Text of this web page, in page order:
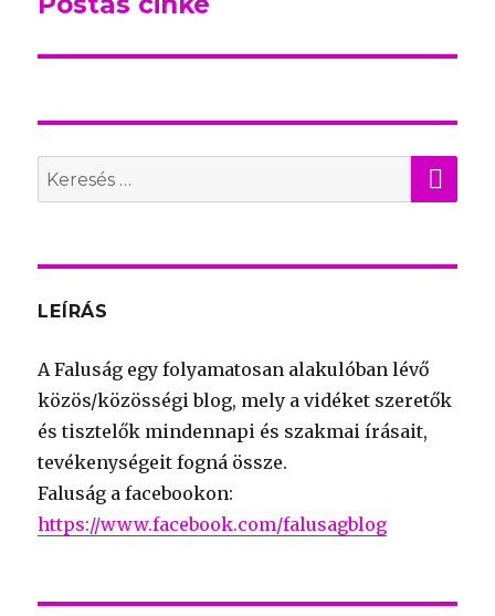
Következő
Search
for:
LEÍRÁS
A Faluság egy folyamatosan alakulóban lévő
közös/közösségi blog, mely a vidéket szeretők
és tisztelők mindennapi és szakmai írásait,
tevékenységeit fogná össze.
Faluság a facebookon:
https://www.facebook.com/falusagblog